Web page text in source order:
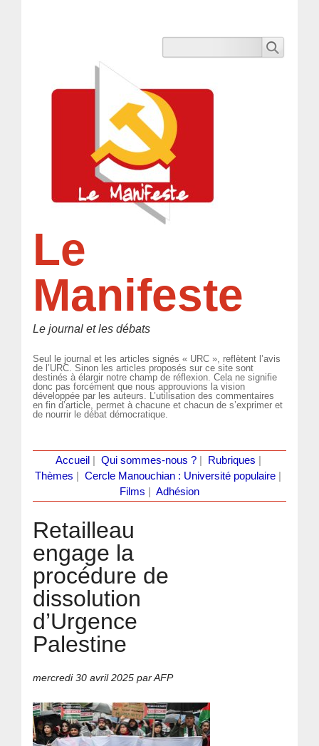
Le
Manifeste
Le journal et les débats
Seul le journal et les articles signés « URC », reflètent l’avis
de l’URC. Sinon les articles proposés sur ce site sont
destinés à élargir notre champ de réflexion. Cela ne signifie
donc pas forcément que nous approuvions la vision
développée par les auteurs. L’utilisation des commentaires
en fin d’article, permet à chacune et chacun de s’exprimer et
de nourrir le débat démocratique.
Accueil Qui sommes-nous ?| Rubriques
Thèmes
Cercle Manouchian : Université populaire
Films
Adhésion
Retailleau
engage la
procédure de
dissolution
d’Urgence
Palestine
mercredi 30 avril 2025 par AFP